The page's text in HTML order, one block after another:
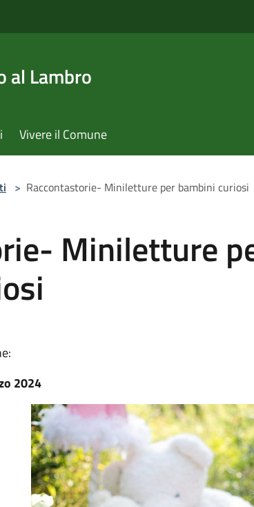
al Lambro
Vivere il Comune
> Raccontastorie- Miniletture per bambini curiosi
Miniletture
2024